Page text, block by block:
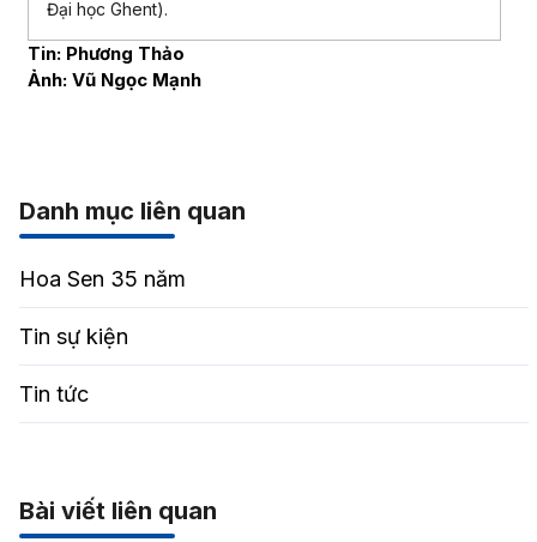
Đại học Ghent).
Tin: Phương Thảo
Ảnh: Vũ Ngọc Mạnh
Danh mục liên quan
Hoa Sen 35 năm
Tin sự kiện
Tin tức
Bài viết liên quan